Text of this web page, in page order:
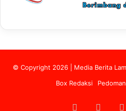
© Copyright 2026 | Media Berita
Box Redaksi
FacebookTwitter